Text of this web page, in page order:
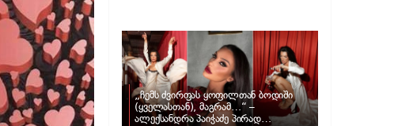
ვიბლიანის საქმეზე
„ჩემს ძვირფას ყოფილთან ბოდიში
(ყველასთან), მაგრამ…“ –
ალექსანდრა პაიჭაძე პირად